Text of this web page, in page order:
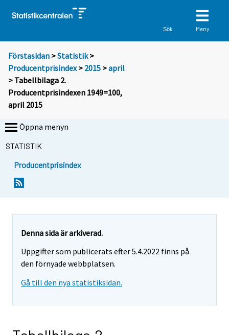
Sök Meny
Förstasidan >Statistik >
Producentprisindex> 2015 >april
> Tabellbilaga 2.
Producentprisindexen 1949=100,
april 2015
Öppna menyn
STATISTIK
Producentprisindex
Denna sida är arkiverad.
Uppgifter som publicerats efter 5.4.2022 finns på
den förnyade webbplatsen.
Gå till den nya statistiksidan.